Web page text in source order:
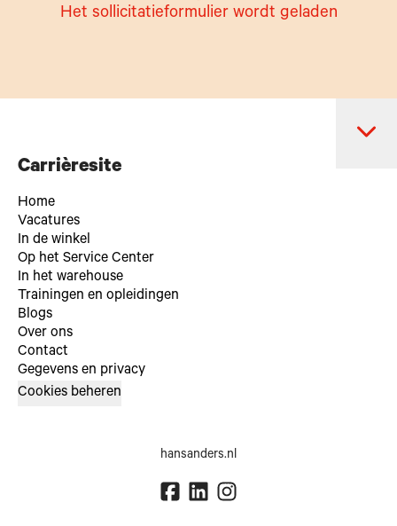
Het sollicitatieformulier wordt geladen
Carrièresite
Home
Vacatures
In de winkel
Op het Service Center
In het warehouse
Trainingen en opleidingen
Blogs
Over ons
Contact
Gegevens en privacy
Cookies beheren
hansanders.nl